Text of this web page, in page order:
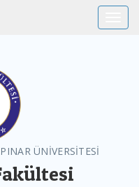
ÜNİVERSİTESİ